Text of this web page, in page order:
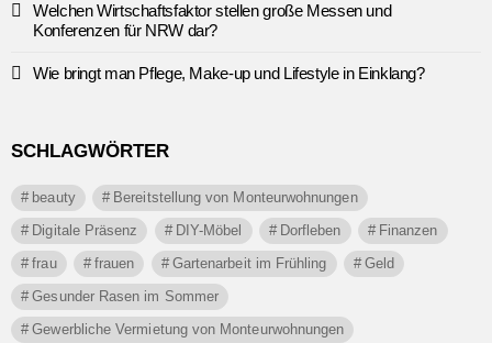
Welchen Wirtschaftsfaktor stellen große Messen und
Konferenzen für NRW dar?
Wie bringt man Pflege, Make-up und Lifestyle in Einklang?
SCHLAGWÖRTER
beauty
Bereitstellung von Monteurwohnungen
Digitale Präsenz
DIY-Möbel Dorfleben
Finanzen
frau
frauen Gartenarbeit im Frühling
Geld
Gesunder Rasen im Sommer
Gewerbliche Vermietung von Monteurwohnungen